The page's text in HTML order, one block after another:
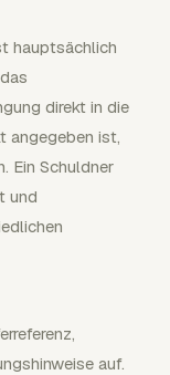
hauptsächlich
direkt in die
angegeben ist,
Ein Schuldner
und
auf.